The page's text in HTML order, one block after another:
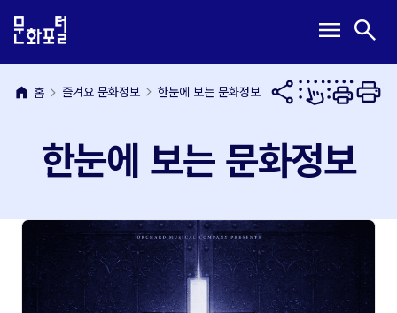
문
내
용
메
뉴
바
메
열
기
menu 검
열
기
search
home 홈 즐겨요 문화정보 한눈에 보는 문화정보
한눈에 보는 문화정보